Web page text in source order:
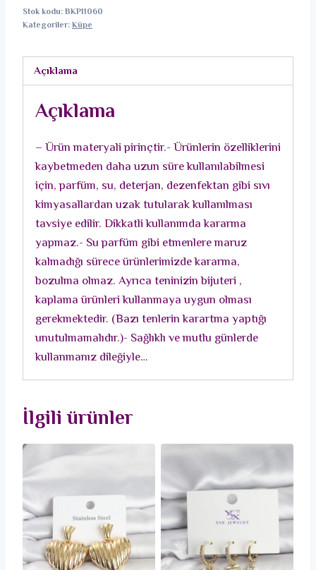
Kıkırdak
Stok kodu:BKP11060
Kategoriler:Küpe
Açıklama
Açıklama
– Ürün materyali pirinçtir.- Ürünlerin özelliklerini
kaybetmeden daha uzun süre kullanılabilmesi
için, parfüm, su, deterjan, dezenfektan gibi sıvı
kimyasallardan uzak tutularak kullanılması
tavsiye edilir. Dikkatli kullanımda kararma
yapmaz.- Su parfüm gibi etmenlere maruz
kalmadığı sürece ürünlerimizde kararma,
bozulma olmaz. Ayrıca teninizin bijuteri ,
kaplama ürünleri kullanmaya uygun olması
gerekmektedir. (Bazı tenlerin karartma yaptığı
unutulmamalıdır.)- Sağlıklı ve mutlu günlerde
kullanmanız dileğiyle…
İlgili ürünler